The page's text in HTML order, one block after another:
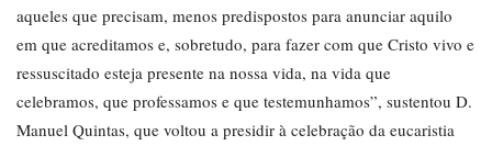
aqueles que precisam, menos predispostos para anunciar aquilo
em que acreditamos e, sobretudo, para fazer com que Cristo vivo e
ressuscitado esteja presente na nossa vida, na vida que
celebramos, que professamos e que testemunhamos”, sustentou D.
Manuel Quintas, que voltou a presidir à celebração da eucaristia